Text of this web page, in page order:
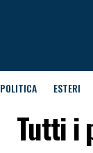
POLITICA ESTERI
Tutti i